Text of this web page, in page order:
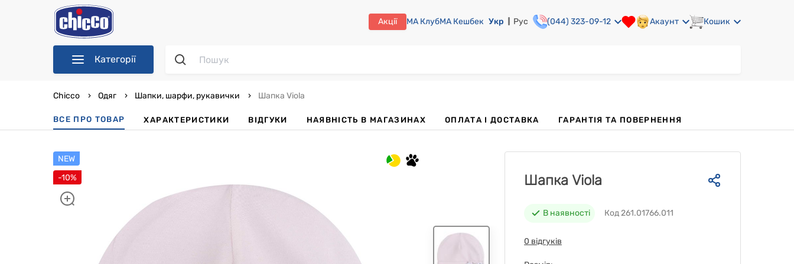
Акції МА КлубМА Кешбек Укр Рус (044) 323-09-12 Акаунт Кошик
Категорії
Chicco Одяг Шапки, шарфи, рукавички Шапка Viola
ВСЕ ПРО ТОВАР ХАРАКТЕРИСТИКИ ВІДГУКИ НАЯВНІСТЬ В МАГАЗИНАХ OПЛАТА І ДОСТАВКА ГАРАНТІЯ ТА ПОВЕРНЕННЯ
NEW
-10%
Шапка Viola
В наявності Код 261.01766.011
0 відгуків